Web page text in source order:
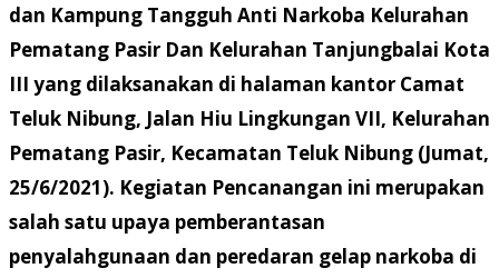
dan Kampung Tangguh Anti Narkoba Kelurahan
Pematang Pasir Dan Kelurahan Tanjungbalai Kota
III yang dilaksanakan di halaman kantor Camat
Teluk Nibung, Jalan Hiu Lingkungan VII, Kelurahan
Pematang Pasir, Kecamatan Teluk Nibung (Jumat,
25/6/2021). Kegiatan Pencanangan ini merupakan
salah satu upaya pemberantasan
penyalahgunaan dan peredaran gelap narkoba di